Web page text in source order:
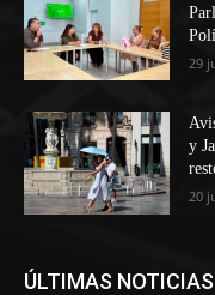
29
y
20
ÚLTIMAS NOTICIAS